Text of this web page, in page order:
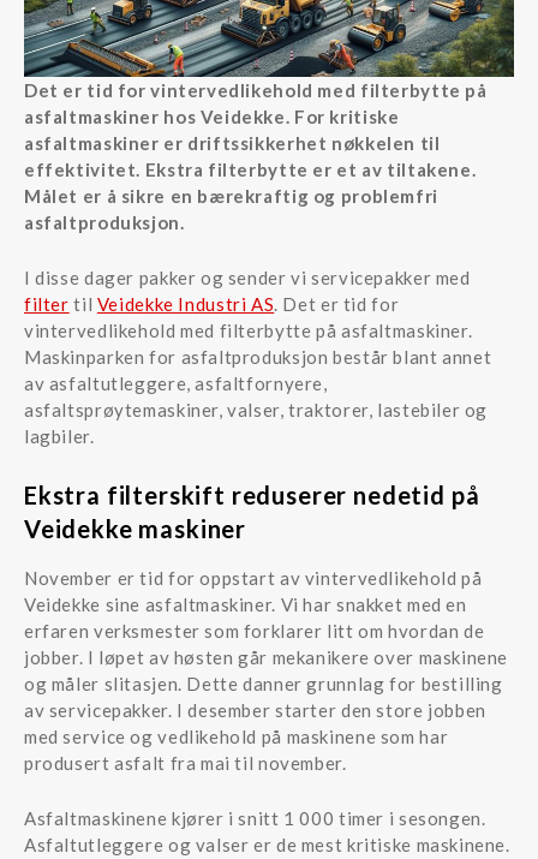
Det er tid for vintervedlikehold med filterbytte på
asfaltmaskiner hos Veidekke. For kritiske
asfaltmaskiner er driftssikkerhet nøkkelen til
effektivitet. Ekstra filterbytte er et av tiltakene.
Målet er å sikre en bærekraftig og problemfri
asfaltproduksjon.
I disse dager pakker og sender vi servicepakker med
filter til Veidekke Industri AS. Det er tid for
vintervedlikehold med filterbytte på asfaltmaskiner.
Maskinparken for asfaltproduksjon består blant annet
av asfaltutleggere, asfaltfornyere,
asfaltsprøytemaskiner, valser, traktorer, lastebiler og
lagbiler.
Ekstra filterskift reduserer nedetid på
Veidekke maskiner
November er tid for oppstart av vintervedlikehold på
Veidekke sine asfaltmaskiner. Vi har snakket med en
erfaren verksmester som forklarer litt om hvordan de
jobber. I løpet av høsten går mekanikere over maskinene
og måler slitasjen. Dette danner grunnlag for bestilling
av servicepakker. I desember starter den store jobben
med service og vedlikehold på maskinene som har
produsert asfalt fra mai til november.
Asfaltmaskinene kjører i snitt 1 000 timer i sesongen.
Asfaltutleggere og valser er de mest kritiske maskinene.